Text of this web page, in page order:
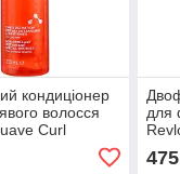
кондиціонер
волосся
Curl
200 ml
для
мл
475